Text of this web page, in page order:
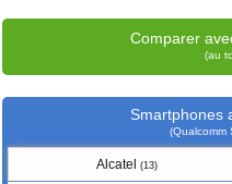
Comparer
(au
Smartphones
(Qualcomm
Alcatel (13)